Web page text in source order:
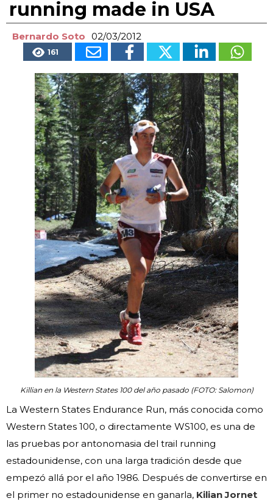
running made in USA
Bernardo Soto 02/03/2012
161
Killian en la Western States 100 del año pasado (FOTO: Salomon)
La Western States Endurance Run, más conocida como
Western States 100, o directamente WS100, es una de
las pruebas por antonomasia del trail running
estadounidense, con una larga tradición desde que
empezó allá por el año 1986. Después de convertirse en
el primer no estadounidense en ganarla, Kilian Jornet